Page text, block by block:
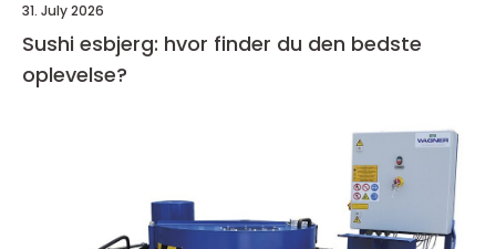
31. July 2026
Sushi esbjerg: hvor finder du den bedste
oplevelse?